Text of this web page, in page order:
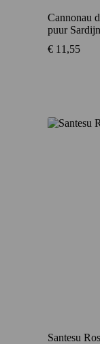
Cannonau
puur
€ 11,55
Santesu